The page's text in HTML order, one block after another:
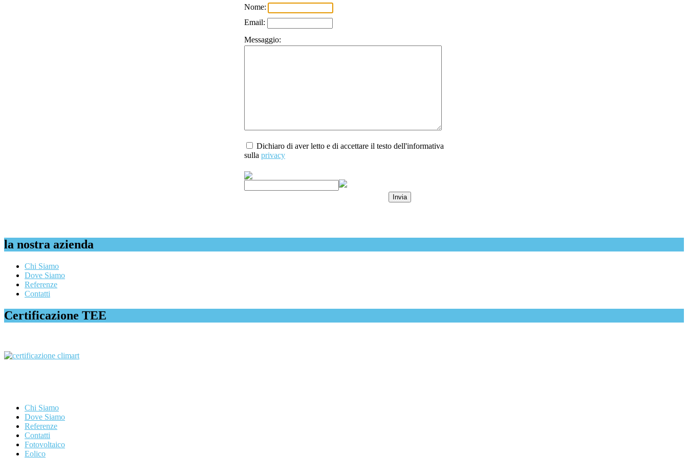
Nome:
Email:
Messaggio:
Dichiaro di aver letto e di accettare il testo dell'informativa
sulla privacy
la nostra azienda
Chi Siamo
Dove Siamo
Referenze
Contatti
Certificazione TEE
Chi Siamo
Dove Siamo
Referenze
Contatti
Fotovoltaico
Eolico